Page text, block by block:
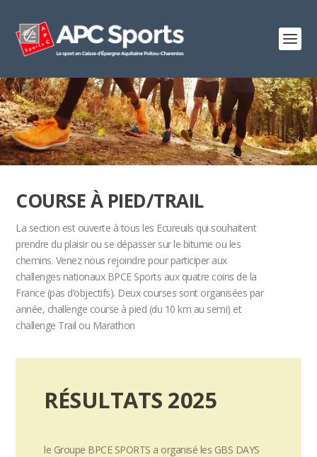
COURSE À PIED/TRAIL
La section est ouverte à tous les Ecureuils qui souhaitent
prendre du plaisir ou se dépasser sur le bitume ou les
chemins. Venez nous rejoindre pour participer aux
challenges nationaux BPCE Sports aux quatre coins de la
France (pas d’objectifs). Deux courses sont organisées par
année, challenge course à pied (du 10 km au semi) et
challenge Trail ou Marathon
RÉSULTATS 2025
le Groupe BPCE SPORTS a organisé les GBS DAYS